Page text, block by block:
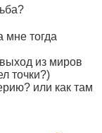
мне тогда
из миров
точки?)
или как там